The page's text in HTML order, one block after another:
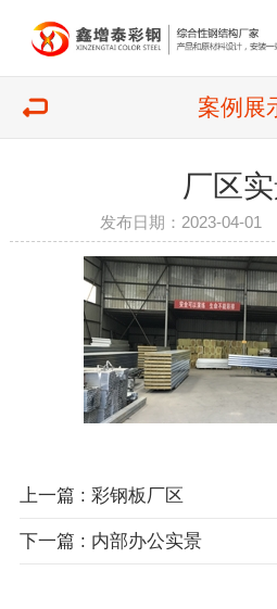
案例展
厂区
发布日期：2023-04-01
上一篇 : 彩钢板厂区
下一篇 : 内部办公实景